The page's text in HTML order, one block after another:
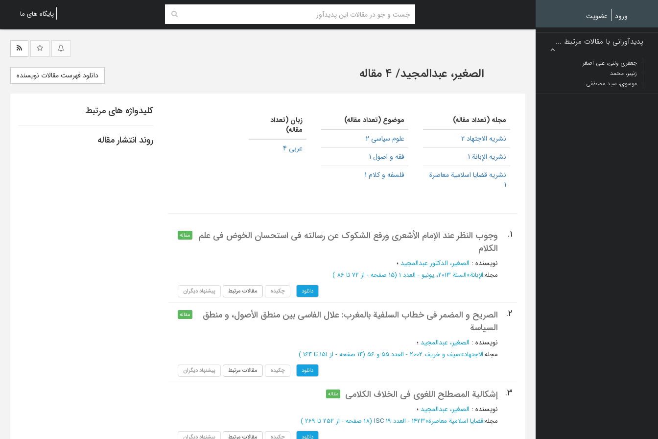
پایگاه های ما ورود عضویت
پدیدآورانی با مقالات مرتبط ...
جعفری ولنی، علی اصغر
زنیبر، محمد
موسوی، سید مصطفی
الصغیر، عبدالمجید/ 4 مقاله دانلود فهرست مقالات نویسنده
مجله (تعداد مقاله)
نشریه الاجتهاد 2
نشریه الإبانة 1
نشریه قضایا اسلامیة معاصرة
1
موضوع (تعداد مقاله)
علوم سیاسی 2
فقه و اصول 1
فلسفه و کلام 1
زبان (تعداد
مقاله)
عربی 4
1.
وجوب النظر عند الإمام الأشعري ورفع الشكوك عن رسالته في استحسان الخوض في علم
الكلام
مقاله
نویسنده : الصغير، الدکتور عبدالمجيد ؛
مجله:الإبانة»السنة 2013، یونیو - العدد 1 (‎15 صفحه - از 72 تا 86 )
دانلود چکیده مقالات مرتبط پیشنهاد دیگران
2.
الصریح و المضمر فی خطاب السلفیة بالمغرب: علال الفاسی بین منطق الأصول، و منطق
السیاسة
مقاله
نویسنده : الصغیر، عبدالمجید ؛
مجله:الاجتهاد»صیف و خریف 2002 - العدد 55 و 56 (‎14 صفحه - از 151 تا 164 )
دانلود چکیده مقالات مرتبط پیشنهاد دیگران
3. إشکالیة المصطلح اللغوی فی الخلاف الکلامی مقاله
نویسنده : الصغیر، عبدالمجید ؛
مجله:قضایا اسلامیة معاصرة»1423 - العدد 19 ISC (‎18 صفحه - از 252 تا 269 )
دانلود چکیده مقالات مرتبط پیشنهاد دیگران
کلیدواژه های مرتبط
روند انتشار مقاله